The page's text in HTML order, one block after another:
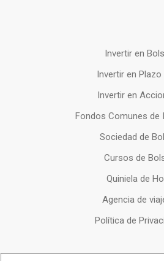
Invertir en
Invertir en Plazo
Invertir en
Fondos Comunes de
Sociedad de
Cursos de
Quiniela de
Agencia de
Política de